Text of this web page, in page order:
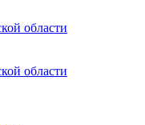
области
области